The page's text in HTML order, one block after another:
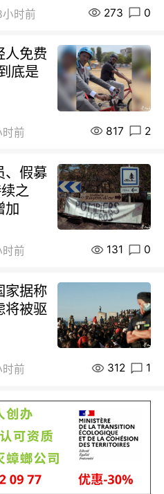
小时前 273 0
人免费
底是
时前 817 2
、假募
之
加
时前 131 0
家据称
将被驱
时前 312 1